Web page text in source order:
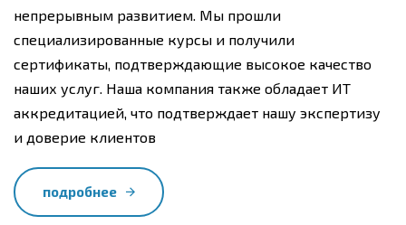
непрерывным развитием. Мы прошли
специализированные курсы и получили
сертификаты, подтверждающие высокое качество
наших услуг. Наша компания также обладает ИТ
аккредитацией, что подтверждает нашу экспертизу
и доверие клиентов
подробнее